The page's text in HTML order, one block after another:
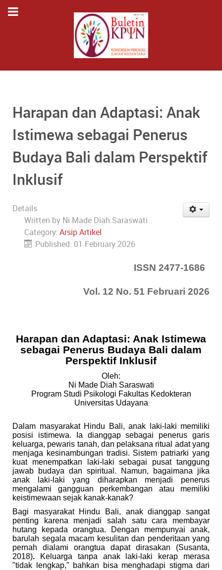
Harapan dan Adaptasi: Anak
Istimewa sebagai Penerus
Budaya Bali dalam Perspektif
Inklusif
Details
Written by Ni Made Diah Saraswati
Category: Arsip Artikel
Published: 01 February 2026
ISSN 2477-1686
Vol. 12 No. 51 Februari 2026
Harapan dan Adaptasi: Anak Istimewa
sebagai Penerus Budaya Bali dalam
Perspektif Inklusif
Oleh:
Ni Made Diah Saraswati
Program Studi Psikologi Fakultas Kedokteran
Universitas Udayana
Dalam masyarakat Hindu Bali, anak laki-laki memiliki
posisi istimewa. Ia dianggap sebagai penerus garis
keluarga, pewaris tanah, dan pelaksana ritual adat yang
menjaga kesinambungan tradisi. Sistem patriarki yang
kuat menempatkan laki-laki sebagai pusat tanggung
jawab budaya dan spiritual. Namun, bagaimana jika
anak laki-laki yang diharapkan menjadi penerus
mengalami gangguan perkembangan atau memiliki
keistimewaan sejak kanak-kanak?
Bagi masyarakat Hindu Bali, anak dianggap sangat
penting karena menjadi salah satu cara membayar
hutang kepada orangtua. Dengan mempunyai anak,
barulah segala macam kesulitan dan penderitaan yang
pernah dialami orangtua dapat dirasakan (Susanta,
2018).
Keluarga tanpa anak laki-laki kerap merasa
"tidak lengkap," bahkan bisa menghadapi stigma dari